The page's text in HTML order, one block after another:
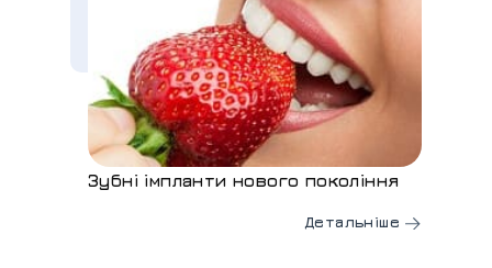
Зубні імпланти нового покоління
Детальніше